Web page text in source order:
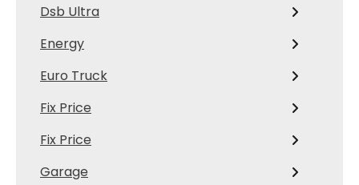
Dsb Ultra
Energy
Euro Truck
Fix Price
Fix Price
Garage